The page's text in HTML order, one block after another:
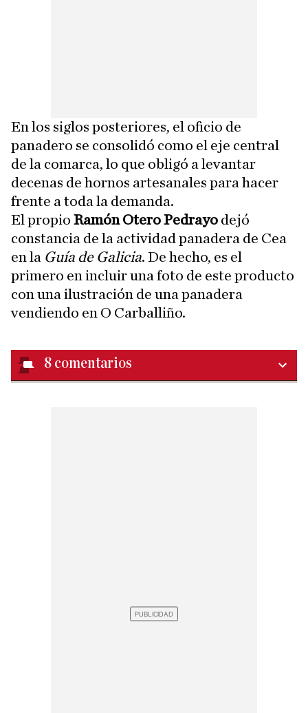
En los siglos posteriores, el oficio de
panadero se consolidó como el eje central
de la comarca, lo que obligó a levantar
decenas de hornos artesanales para hacer
frente a toda la demanda.
El propio Ramón Otero Pedrayo dejó
constancia de la actividad panadera de Cea
en la Guía de Galicia. De hecho, es el
primero en incluir una foto de este producto
con una ilustración de una panadera
vendiendo en O Carballiño.
8 comentarios